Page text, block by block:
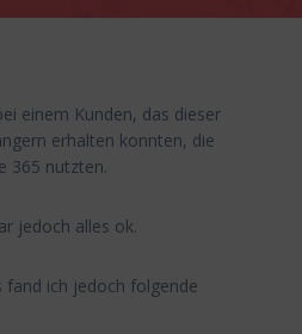
einem Kunden, das dieser
erhalten konnten, die
365 nutzten.
jedoch alles ok.
fand ich jedoch folgende